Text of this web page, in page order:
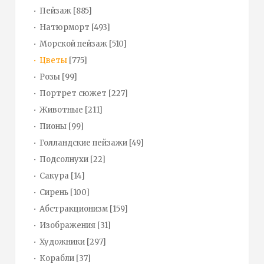
Пейзаж [885]
Натюрморт [493]
Морской пейзаж [510]
Цветы [775]
Розы [99]
Портрет сюжет [227]
Животные [211]
Пионы [99]
Голландские пейзажи [49]
Подсолнухи [22]
Сакура [14]
Сирень [100]
Абстракционизм [159]
Изображения [31]
Художники [297]
Корабли [37]